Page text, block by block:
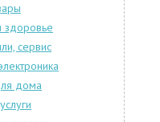
здоровье
сервис
дома